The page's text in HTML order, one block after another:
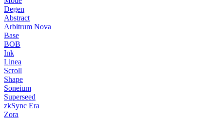
Degen
Abstract
Arbitrum Nova
Base
BOB
Ink
Linea
Scroll
Shape
Soneium
Superseed
zkSync Era
Zora